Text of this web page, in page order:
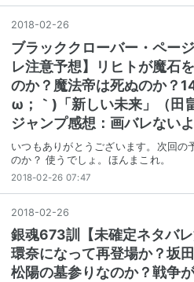
2018-02-26
ブラッククローバー・ペー
レ注意予想】リヒトが魔石
のか？魔法帝は死ぬのか？
ω；｀)「新しい未来」（田
ジャンプ感想：画バレないよ
いつもありがとうございます。次回の
のか？ 使うでしょ。ほんまこれ。
2018-02-26 07:47
2018-02-26
銀魂673訓【未確定ネタバ
環奈になって再登場か？坂
松陽の墓参りなのか？戦争